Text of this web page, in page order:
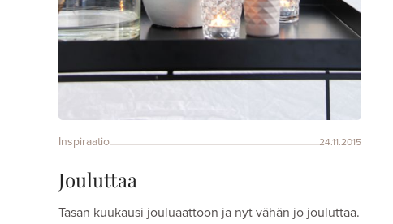
Inspiraatio 24.11.2015
Jouluttaa
Tasan kuukausi jouluaattoon ja nyt vähän jo jouluttaa.